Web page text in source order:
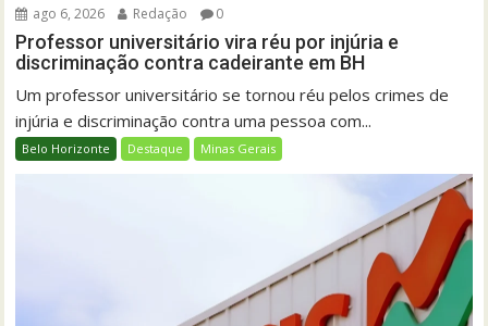
ago 6, 2026 Redação 0
Professor universitário vira réu por injúria e
discriminação contra cadeirante em BH
Um professor universitário se tornou réu pelos crimes de
injúria e discriminação contra uma pessoa com...
Belo Horizonte Destaque Minas Gerais